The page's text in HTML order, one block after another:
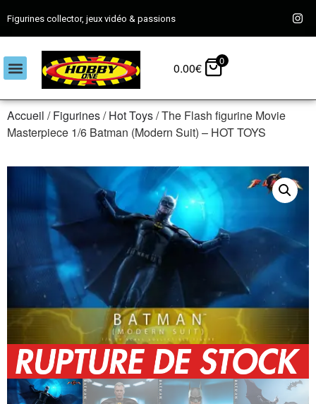
Figurines collector, jeux vidéo & passions
0.00€ 0
Accueil /Figurines/Hot Toys/ The Flash figurine Movie
Masterpiece 1/6 Batman (Modern Suit) – HOT TOYS